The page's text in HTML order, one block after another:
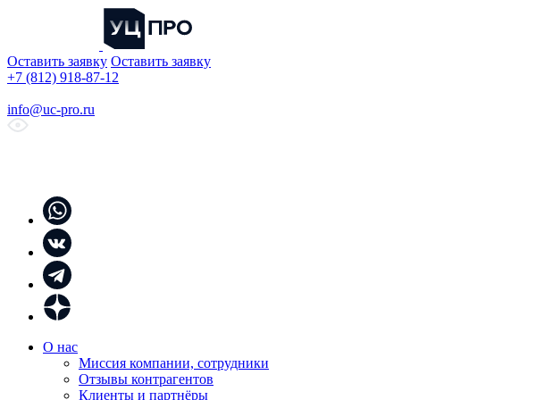
Оставить заявку Оставить заявку
+7 (812) 918-87-12
info@uc-pro.ru
О нас
Миссия компании, сотрудники
Отзывы контрагентов
Клиенты и партнёры